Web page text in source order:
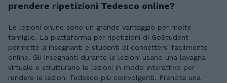
prendere ripetizioni Tedesco online?
Le lezioni online sono un grande vantaggio per molte
famiglie. La piattaforma per ripetizioni di GoStudent
permette a insegnanti e studenti di connettersi facilmente
online. Gli insegnanti durante le lezioni usano una lavagna
virtuale e strutturano le lezioni in modo interattivo per
rendere le lezioni Tedesco più coinvolgenti. Prenota una